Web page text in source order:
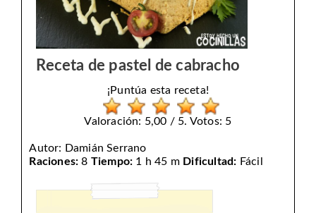
Receta de pastel de cabracho
¡Puntúa esta receta!
Valoración: 5,00 / 5. Votos: 5
Autor: Damián Serrano
Raciones: 8 Tiempo: 1 h 45 m Dificultad: Fácil